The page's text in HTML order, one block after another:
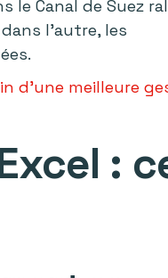
le Canal de Suez
l’autre, les
d’une meilleure
: